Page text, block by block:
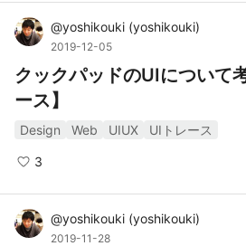
@yoshikouki (yoshikouki)
2019-12-05
クックパッドのUIについて
ース】
Design Web UIUX UIトレース
3
@yoshikouki (yoshikouki)
2019-11-28